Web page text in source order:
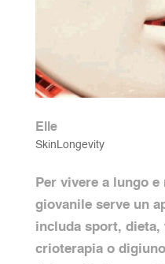
Elle
SkinLongevity
Per vivere a lungo e
giovanile serve un
includa sport, dieta,
crioterapia o